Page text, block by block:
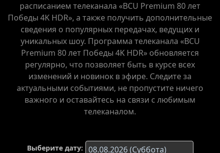
расписанием телеканала «BCU Premium 80 лет
Победы 4K HDR», а также получить дополнительные
сведения о популярных передачах, ведущих и
уникальных шоу. Программа телеканала «BCU
Premium 80 лет Победы 4K HDR» обновляется
регулярно, что позволяет быть в курсе всех
изменений и новинок в эфире. Следите за
актуальными событиями, не пропустите ничего
важного и оставайтесь на связи с любимым
телеканалом.
Выберите дату: